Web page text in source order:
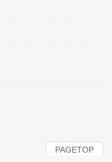
PAGETOP